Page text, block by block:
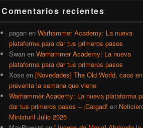
lateral
primaria
Comentarios recientes
pagan en Warhammer Academy: La nueva
plataforma para dar tus primeros pasos
Swan en Warhammer Academy: La nueva
plataforma para dar tus primeros pasos
Xoso en [Novedades] The Old World, caos en
preventa la semana que viene
Warhammer Academy: La nueva plataforma
dar tus primeros pasos – ¡Cargad! en
Miniaturil Julio 2026